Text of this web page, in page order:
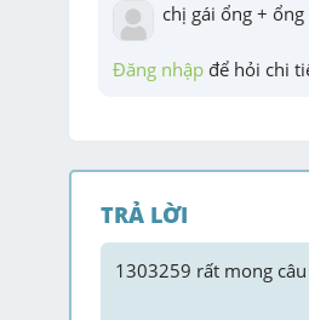
chị gái ổng +
Đăng nhập để hỏi chi
TRẢ LỜI
1303259 rất mong